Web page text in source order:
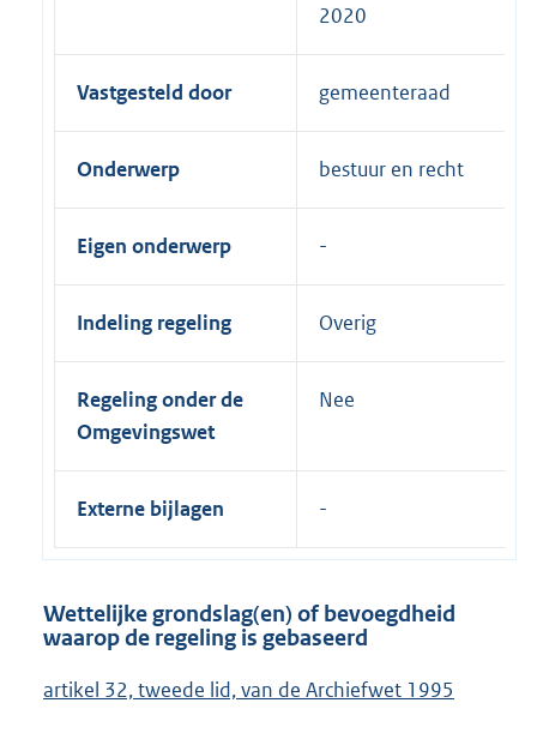
2020
Vastgesteld door gemeenteraad
Onderwerp bestuur en recht
Eigen onderwerp
Indeling regeling Overig
Regeling onder de
Omgevingswet
Nee
Externe bijlagen
Wettelijke grondslag(en) of bevoegdheid
waarop de regeling is gebaseerd
artikel 32, tweede lid, van de Archiefwet 1995